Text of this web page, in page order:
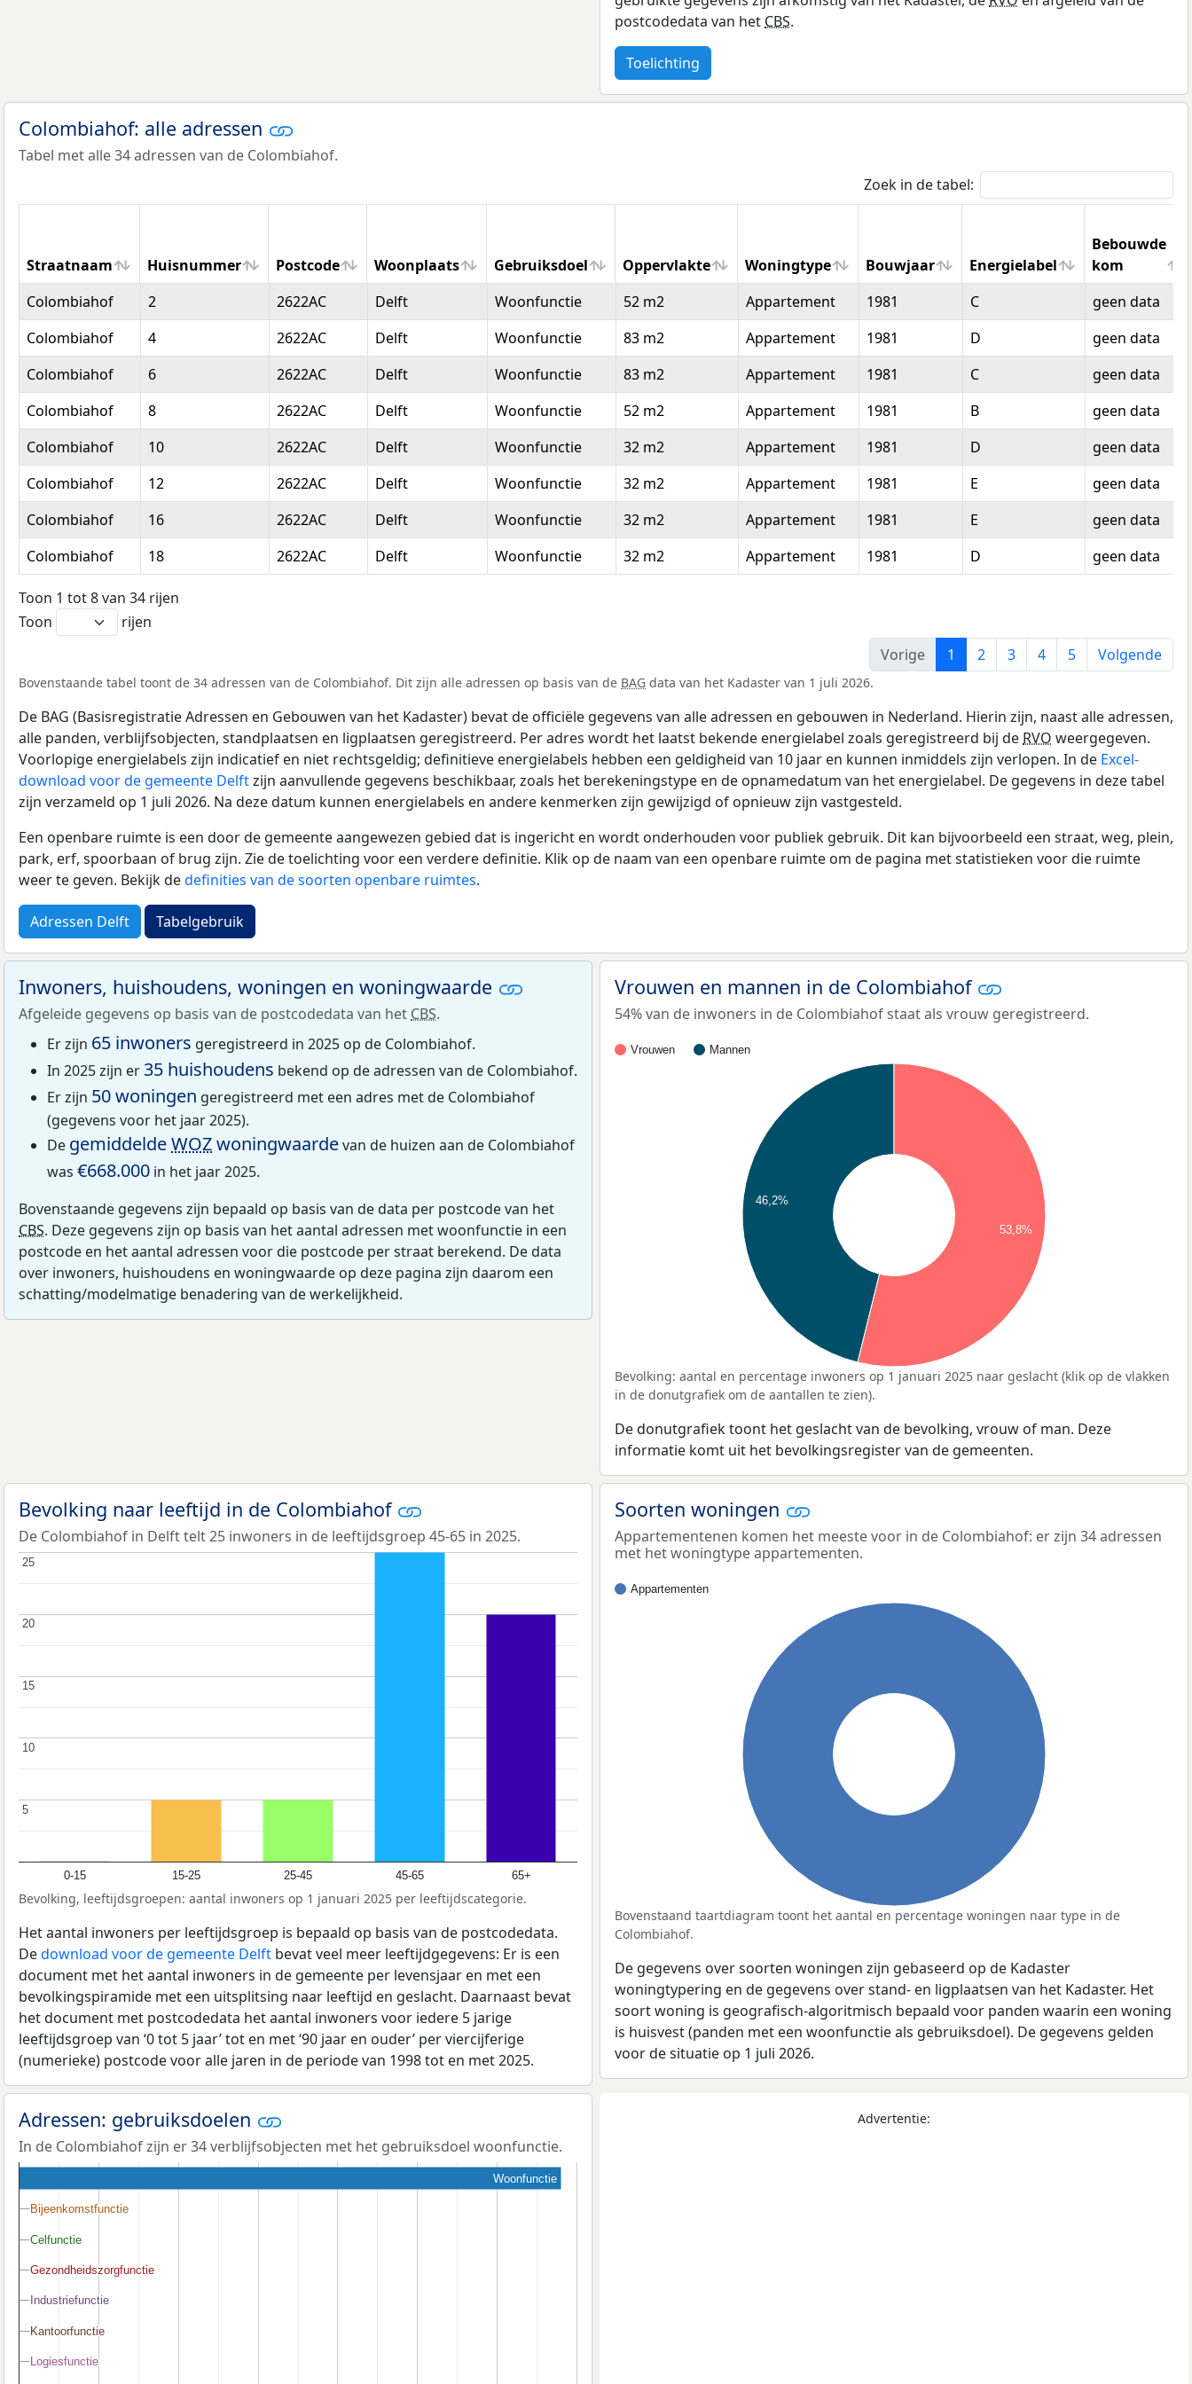
postcodedata van het CBS.
Toelichting
Colombiahof: alle adressen
Tabel met alle 34 adressen van de Colombiahof.
Zoek in de tabel:
Straatnaam Huisnummer Postcode Woonplaats Gebruiksdoel Oppervlakte Woningtype Bouwjaar Energielabel
Bebouwde
kom
Straatnaam
Huisnummer Postcode Woonplaats Gebruiksdoel Oppervlakte Woningtype Bouwjaar Energielabel
Bebouwde
kom
Colombiahof 2 2622AC Delft Woonfunctie 52 m2 Appartement 1981 C
geen data
Colombiahof
4 2622AC Delft Woonfunctie 83 m2 Appartement 1981 D
geen data
Colombiahof
6 2622AC Delft Woonfunctie 83 m2 Appartement 1981 C
geen data
Colombiahof
8 2622AC Delft Woonfunctie 52 m2 Appartement 1981 B
geen data
Colombiahof
10 2622AC Delft Woonfunctie 32 m2 Appartement 1981 D
geen data
Colombiahof
12 2622AC Delft Woonfunctie 32 m2 Appartement 1981 E
geen data
Colombiahof
16 2622AC Delft Woonfunctie 32 m2 Appartement 1981 E
geen data
Colombiahof
18 2622AC Delft Woonfunctie 32 m2 Appartement 1981 D geen data
Toon 1 tot 8 van 34 rijen
Toon
rijen
Vorige
1 2 3 4 5 Volgende
Bovenstaande tabel toont de 34 adressen van de Colombiahof. Dit zijn alle adressen op basis van de BAG data van het Kadaster van 1 juli 2026.
De BAG (Basisregistratie Adressen en Gebouwen van het Kadaster) bevat de officiële gegevens van alle adressen en gebouwen in Nederland. Hierin zijn, naast alle adressen,
alle panden, verblijfsobjecten, standplaatsen en ligplaatsen geregistreerd. Per adres wordt het laatst bekende energielabel zoals geregistreerd bij de RVO weergegeven.
Voorlopige energielabels zijn indicatief en niet rechtsgeldig; definitieve energielabels hebben een geldigheid van 10 jaar en kunnen inmiddels zijn verlopen. In de Excel-
download voor de gemeente Delftzijn aanvullende gegevens beschikbaar, zoals het berekeningstype en de opnamedatum van het energielabel. De gegevens in deze tabel
zijn verzameld op 1 juli 2026. Na deze datum kunnen energielabels en andere kenmerken zijn gewijzigd of opnieuw zijn vastgesteld.
Een openbare ruimte is een door de gemeente aangewezen gebied dat is ingericht en wordt onderhouden voor publiek gebruik. Dit kan bijvoorbeeld een straat, weg, plein,
park, erf, spoorbaan of brug zijn. Zie de toelichting voor een verdere definitie. Klik op de naam van een openbare ruimte om de pagina met statistieken voor die ruimte
weer te geven. Bekijk dedefinities van de soorten openbare ruimtes.
Adressen Delft Tabelgebruik
Inwoners, huishoudens, woningen en woningwaarde
Afgeleide gegevens op basis van de postcodedata van het CBS.
Er zijn 65 inwoners geregistreerd in 2025 op de Colombiahof.
In 2025 zijn er 35 huishoudens bekend op de adressen van de Colombiahof.
Er zijn 50 woningen geregistreerd met een adres met de Colombiahof
(gegevens voor het jaar 2025).
De gemiddeldeWOZwoningwaardevan de huizen aan de Colombiahof
was €668.000 in het jaar 2025.
Bovenstaande gegevens zijn bepaald op basis van de data per postcode van het
CBS. Deze gegevens zijn op basis van het aantal adressen met woonfunctie in een
postcode en het aantal adressen voor die postcode per straat berekend. De data
over inwoners, huishoudens en woningwaarde op deze pagina zijn daarom een
schatting/modelmatige benadering van de werkelijkheid.
Vrouwen en mannen in de Colombiahof
54% van de inwoners in de Colombiahof staat als vrouw geregistreerd.
Vrouwen Mannen
46,2%
53,8%
Bevolking: aantal en percentage inwoners op 1 januari 2025 naar geslacht (klik op de vlakken
in de donutgrafiek om de aantallen te zien).
De donutgrafiek toont het geslacht van de bevolking, vrouw of man. Deze
informatie komt uit het bevolkingsregister van de gemeenten.
Bevolking naar leeftijd in de Colombiahof
De Colombiahof in Delft telt 25 inwoners in de leeftijdsgroep 45-65 in 2025.
0-15 15-25 25-45 45-65 65+
5
5
10
10
15
15
20
20
25
25
Bevolking, leeftijdsgroepen: aantal inwoners op 1 januari 2025 per leeftijdscategorie.
Het aantal inwoners per leeftijdsgroep is bepaald op basis van de postcodedata.
Dedownload voor de gemeente Delft bevat veel meer leeftijdgegevens: Er is een
document met het aantal inwoners in de gemeente per levensjaar en met een
bevolkingspiramide met een uitsplitsing naar leeftijd en geslacht. Daarnaast bevat
het document met postcodedata het aantal inwoners voor iedere 5 jarige
leeftijdsgroep van ‘0 tot 5 jaar’ tot en met ‘90 jaar en ouder’ per viercijferige
(numerieke) postcode voor alle jaren in de periode van 1998 tot en met 2025.
Soorten woningen
Appartementenen komen het meeste voor in de Colombiahof: er zijn 34 adressen
met het woningtype appartementen.
Appartementen
Bovenstaand taartdiagram toont het aantal en percentage woningen naar type in de
Colombiahof.
De gegevens over soorten woningen zijn gebaseerd op de Kadaster
woningtypering en de gegevens over stand- en ligplaatsen van het Kadaster. Het
soort woning is geografisch-algoritmisch bepaald voor panden waarin een woning
is huisvest (panden met een woonfunctie als gebruiksdoel). De gegevens gelden
voor de situatie op 1 juli 2026.
Adressen: gebruiksdoelen
In de Colombiahof zijn er 34 verblijfsobjecten met het gebruiksdoel woonfunctie.
Woonfunctie
Bijeenkomstfunctie
Bijeenkomstfunctie
Celfunctie
Celfunctie
Gezondheidszorgfunctie
Gezondheidszorgfunctie
Industriefunctie
Industriefunctie
Kantoorfunctie
Kantoorfunctie
Logiesfunctie
Logiesfunctie
Advertentie: